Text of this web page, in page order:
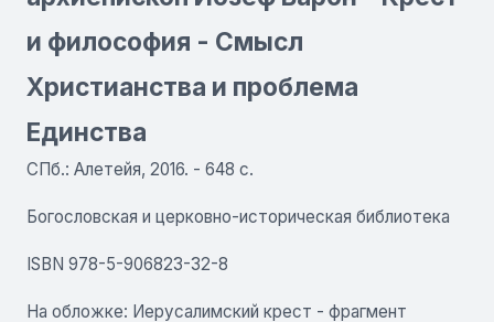
и философия - Смысл
Христианства и проблема
Единства
СПб.: Алетейя, 2016. - 648 с.
Богословская и церковно-историческая библиотека
ISBN 978-5-906823-32-8
На обложке: Иерусалимский крест - фрагмент